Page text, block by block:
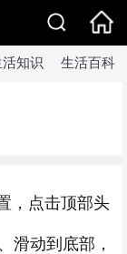
知识 生活百科
，点击顶部头
滑动到底部，